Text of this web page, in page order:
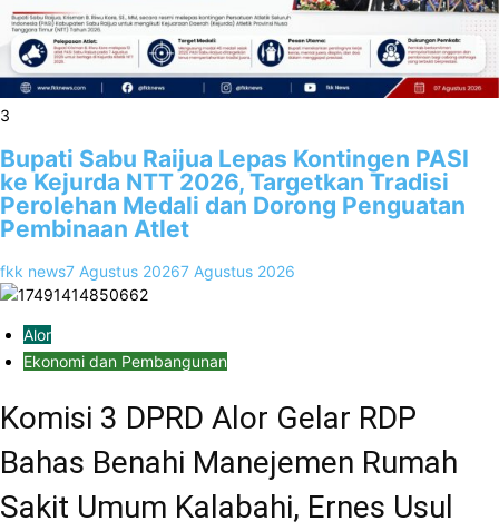
3
Bupati Sabu Raijua Lepas Kontingen PASI
ke Kejurda NTT 2026, Targetkan Tradisi
Perolehan Medali dan Dorong Penguatan
Pembinaan Atlet
fkk news7 Agustus 20267 Agustus 2026
Alor
Ekonomi dan Pembangunan
Komisi 3 DPRD Alor Gelar RDP
Bahas Benahi Manejemen Rumah
Sakit Umum Kalabahi, Ernes Usul